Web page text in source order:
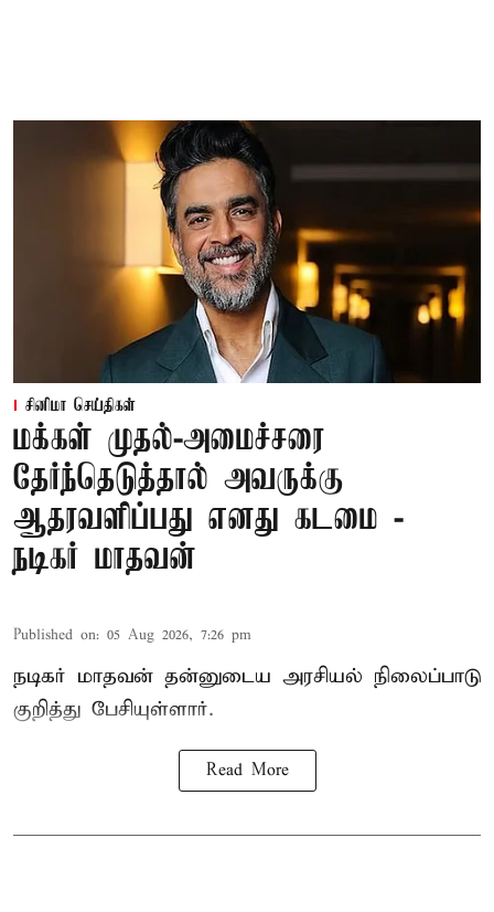
சினிமா செய்திகள்
மக்கள் முதல்-அமைச்சரை
தேர்ந்தெடுத்தால் அவருக்கு
ஆதரவளிப்பது எனது கடமை -
நடிகர் மாதவன்
Published on: 05 Aug 2026, 7:26 pm
நடிகர் மாதவன் தன்னுடைய அரசியல் நிலைப்பாடு
குறித்து பேசியுள்ளார்.
Read More